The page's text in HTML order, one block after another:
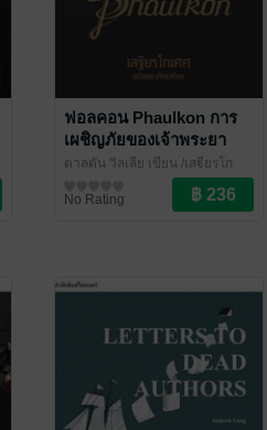
ฟอลคอน Phaulkon การ
เผชิญภัยของเจ้าพระยา
วิชาเยนทร์
ดาลตัน วิลเลีย เขียน /เสฐียรโก
/ เคล็ดไทย
No Rating